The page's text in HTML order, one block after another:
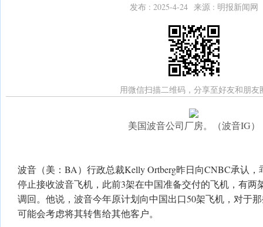
发布 : 2025-4-24 来源 : 明报新闻网
用微信扫描二维码，分享至好友和朋友
美国波音公司厂房。（波音IG）
波音（美：BA）行政总裁Kelly Ortberg昨日向CNBC承认
停止接收波音飞机，此前3架在中国准备交付的飞机，有两
调回。他说，波音今年原计划向中国出口50架飞机，对于
可能会考虑将其转售给其他客户。